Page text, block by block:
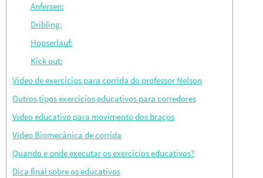
Anfersen:
Dribling:
Hopserlauf:
Kick out:
Vídeo de exercícios para corrida do professor Nelson
Outros tipos exercícios educativos para corredores
Vídeo educativo para movimento dos braços
Vídeo Biomecânica de corrida
Quando e onde executar os exercícios educativos?
Dica final sobre os educativos